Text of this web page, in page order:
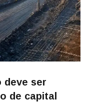
deve ser
de capital